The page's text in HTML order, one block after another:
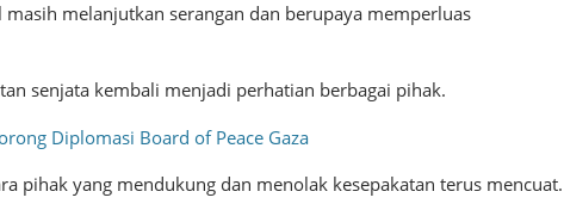
melanjutkan serangan dan berupaya memperluas
senjata kembali menjadi perhatian berbagai pihak.
Diplomasi Board of Peace Gaza
pihak yang mendukung dan menolak kesepakatan terus mencuat.